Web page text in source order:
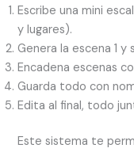
Escribe una mini
y lugares).
Genera la escena 1
Encadena escenas
Guarda todo con
Edita al final, todo
Este sistema te